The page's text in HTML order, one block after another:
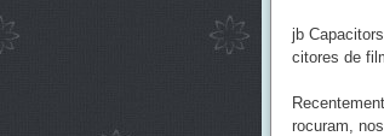
jb
citores de
rocuram,